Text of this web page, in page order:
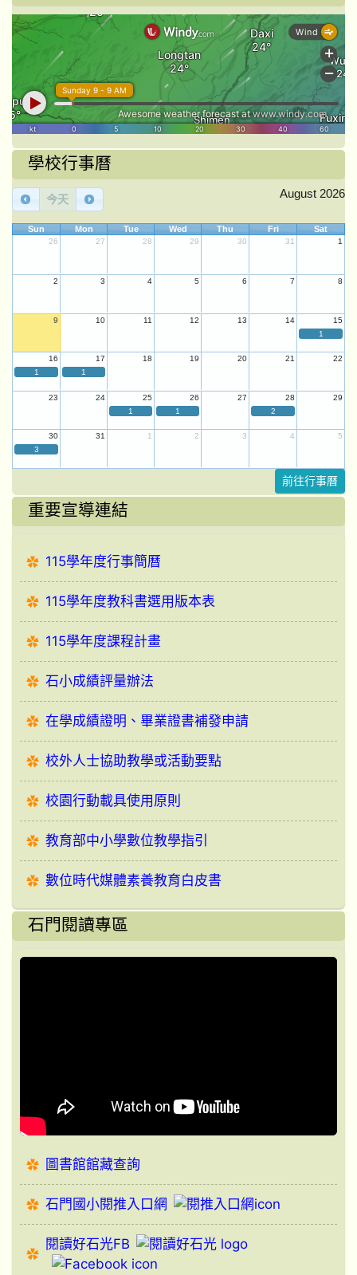
學校行事曆
今天 August 2026
Sun Mon Tue Wed Thu Fri Sat
26 27 28 29 30 31 1
2 3 4 5 6 7 8
9 10 11 12 13 14
15
1
16 17 18 19 20 21
22
1
1
23 24 25 26 27 28
29
1
1 2
30 31 1 2 3 4
5
3
前往行事曆
重要宣導連結
115學年度行事簡曆
115學年度教科書選用版本表
115學年度課程計畫
石小成績評量辦法
在學成績證明、畢業證書補發申請
校外人士協助教學或活動要點
校園行動載具使用原則
教育部中小學數位教學指引
數位時代媒體素養教育白皮書
石門閱讀專區
圖書館館藏查詢
石門國小閱推入口網
閱讀好石光FB